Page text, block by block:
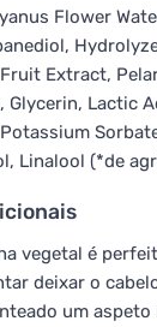
Flower
Extract,
Glycerin, Lactic
Linalool (*de
vegetal é
deixar o
um aspeto